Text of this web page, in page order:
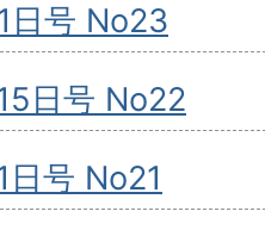
日号 No23
日号 No22
号 No21